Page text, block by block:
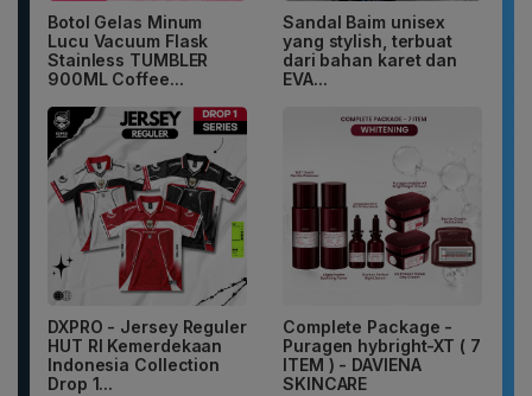
Botol Gelas Minum
Lucu Vacuum Flask
Stainless TUMBLER
900ML Coffee...
Sandal Baim unisex
yang stylish, terbuat
dari bahan karet dan
EVA...
DXPRO - Jersey Reguler
HUT RI Kemerdekaan
Indonesia Collection
Drop 1...
Complete Package -
Puragen hybright-XT ( 7
ITEM ) - DAVIENA
SKINCARE